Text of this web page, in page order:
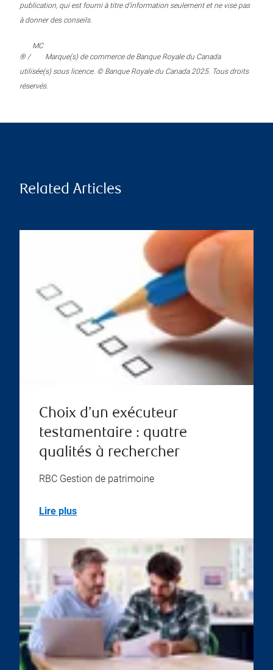
publication, qui est fourni à titre d’information seulement et ne vise pas
à donner des conseils.
® /
MC
Marque(s) de commerce de Banque Royale du Canada
utilisée(s) sous licence. © Banque Royale du Canada 2025. Tous droits
réservés.
Related Articles
Choix d’un exécuteur
testamentaire : quatre
qualités à rechercher
RBC Gestion de patrimoine
Lire plus